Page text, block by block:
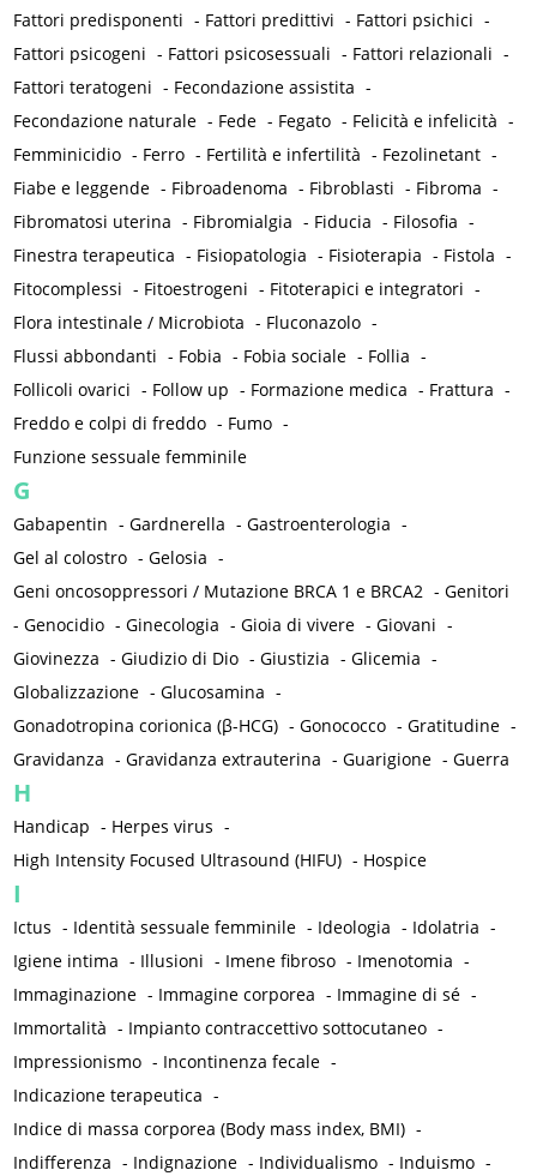
Fattori predisponenti - Fattori predittivi - Fattori psichici -
Fattori psicogeni - Fattori psicosessuali - Fattori relazionali -
Fattori teratogeni - Fecondazione assistita -
Fecondazione naturale - Fede - Fegato - Felicità e infelicità -
Femminicidio - Ferro - Fertilità e infertilità - Fezolinetant -
Fiabe e leggende - Fibroadenoma - Fibroblasti - Fibroma -
Fibromatosi uterina - Fibromialgia - Fiducia - Filosofia -
Finestra terapeutica - Fisiopatologia - Fisioterapia - Fistola -
Fitocomplessi - Fitoestrogeni - Fitoterapici e integratori -
Flora intestinale / Microbiota - Fluconazolo -
Flussi abbondanti - Fobia - Fobia sociale - Follia -
Follicoli ovarici - Follow up - Formazione medica - Frattura -
Freddo e colpi di freddo - Fumo -
Funzione sessuale femminile
G
Gabapentin -Gardnerella -Gastroenterologia -
Gel al colostro -Gelosia -
Geni oncosoppressori / Mutazione BRCA 1 e BRCA2 -Genitori
-Genocidio -Ginecologia -Gioia di vivere -Giovani -
Giovinezza -Giudizio di Dio -Giustizia -Glicemia -
Globalizzazione -Glucosamina -
Gonadotropina corionica (β-HCG) -Gonococco -Gratitudine -
Gravidanza -Gravidanza extrauterina -Guarigione -Guerra
H
Handicap - Herpes virus -
High Intensity Focused Ultrasound (HIFU) - Hospice
I
Ictus - Identità sessuale femminile - Ideologia - Idolatria -
Igiene intima - Illusioni - Imene fibroso - Imenotomia -
Immaginazione - Immagine corporea - Immagine di sé -
Immortalità - Impianto contraccettivo sottocutaneo -
Impressionismo - Incontinenza fecale -
Indicazione terapeutica -
Indice di massa corporea (Body mass index, BMI) -
Indifferenza - Indignazione - Individualismo - Induismo -